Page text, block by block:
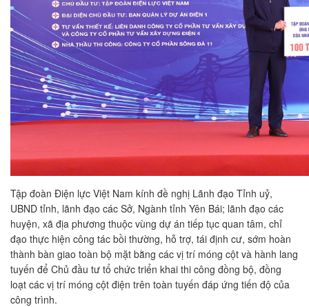
Tập đoàn Điện lực Việt Nam kính đề nghị Lãnh đạo Tỉnh uỷ,
UBND tỉnh, lãnh đạo các Sở, Ngành tỉnh Yên Bái; lãnh đạo các
huyện, xã địa phương thuộc vùng dự án tiếp tục quan tâm, chỉ
đạo thực hiện công tác bồi thường, hỗ trợ, tái định cư, sớm hoàn
thành bàn giao toàn bộ mặt bằng các vị trí móng cột và hành lang
tuyến để Chủ đầu tư tổ chức triển khai thi công đồng bộ, đồng
loạt các vị trí móng cột điện trên toàn tuyến đáp ứng tiến độ của
công trình.